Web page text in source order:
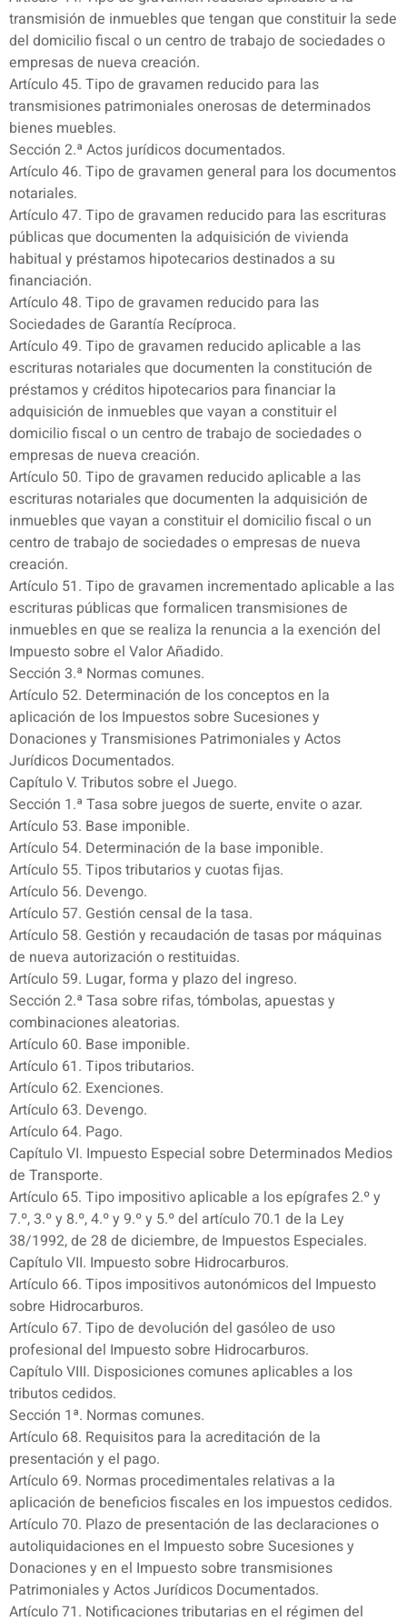
transmisión de inmuebles que tengan que constituir la sede
del domicilio fiscal o un centro de trabajo de sociedades o
empresas de nueva creación.
Artículo 45. Tipo de gravamen reducido para las
transmisiones patrimoniales onerosas de determinados
bienes muebles.
Sección 2.ª Actos jurídicos documentados.
Artículo 46. Tipo de gravamen general para los documentos
notariales.
Artículo 47. Tipo de gravamen reducido para las escrituras
públicas que documenten la adquisición de vivienda
habitual y préstamos hipotecarios destinados a su
financiación.
Artículo 48. Tipo de gravamen reducido para las
Sociedades de Garantía Recíproca.
Artículo 49. Tipo de gravamen reducido aplicable a las
escrituras notariales que documenten la constitución de
préstamos y créditos hipotecarios para financiar la
adquisición de inmuebles que vayan a constituir el
domicilio fiscal o un centro de trabajo de sociedades o
empresas de nueva creación.
Artículo 50. Tipo de gravamen reducido aplicable a las
escrituras notariales que documenten la adquisición de
inmuebles que vayan a constituir el domicilio fiscal o un
centro de trabajo de sociedades o empresas de nueva
creación.
Artículo 51. Tipo de gravamen incrementado aplicable a las
escrituras públicas que formalicen transmisiones de
inmuebles en que se realiza la renuncia a la exención del
Impuesto sobre el Valor Añadido.
Sección 3.ª Normas comunes.
Artículo 52. Determinación de los conceptos en la
aplicación de los Impuestos sobre Sucesiones y
Donaciones y Transmisiones Patrimoniales y Actos
Jurídicos Documentados.
Capítulo V. Tributos sobre el Juego.
Sección 1.ª Tasa sobre juegos de suerte, envite o azar.
Artículo 53. Base imponible.
Artículo 54. Determinación de la base imponible.
Artículo 55. Tipos tributarios y cuotas fijas.
Artículo 56. Devengo.
Artículo 57. Gestión censal de la tasa.
Artículo 58. Gestión y recaudación de tasas por máquinas
de nueva autorización o restituidas.
Artículo 59. Lugar, forma y plazo del ingreso.
Sección 2.ª Tasa sobre rifas, tómbolas, apuestas y
combinaciones aleatorias.
Artículo 60. Base imponible.
Artículo 61. Tipos tributarios.
Artículo 62. Exenciones.
Artículo 63. Devengo.
Artículo 64. Pago.
Capítulo VI. Impuesto Especial sobre Determinados Medios
de Transporte.
Artículo 65. Tipo impositivo aplicable a los epígrafes 2.º y
7.º, 3.º y 8.º, 4.º y 9.º y 5.º del artículo 70.1 de la Ley
38/1992, de 28 de diciembre, de Impuestos Especiales.
Capítulo VII. Impuesto sobre Hidrocarburos.
Artículo 66. Tipos impositivos autonómicos del Impuesto
sobre Hidrocarburos.
Artículo 67. Tipo de devolución del gasóleo de uso
profesional del Impuesto sobre Hidrocarburos.
Capítulo VIII. Disposiciones comunes aplicables a los
tributos cedidos.
Sección 1ª. Normas comunes.
Artículo 68. Requisitos para la acreditación de la
presentación y el pago.
Artículo 69. Normas procedimentales relativas a la
aplicación de beneficios fiscales en los impuestos cedidos.
Artículo 70. Plazo de presentación de las declaraciones o
autoliquidaciones en el Impuesto sobre Sucesiones y
Donaciones y en el Impuesto sobre transmisiones
Patrimoniales y Actos Jurídicos Documentados.
Artículo 71. Notificaciones tributarias en el régimen del